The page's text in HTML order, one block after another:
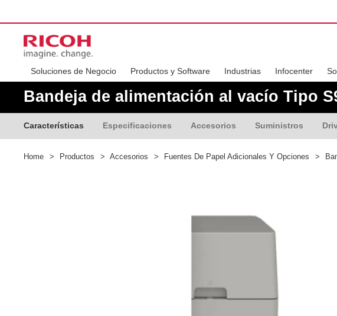
Soluciones de Negocio Productos y Software Industrias Infocenter
Bandeja de alimentación al vacío Tipo
Características Especificaciones Accesorios Suministros
Home > Productos > Accesorios > Fuentes De Papel Adicionales Y Opciones >